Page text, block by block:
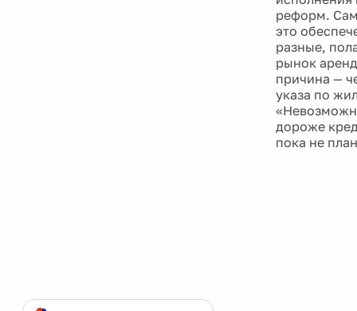
реформ.
это
разные,
рынок
причина —
указа по
дороже
пока не